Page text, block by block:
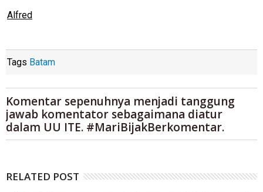
Alfred
Tags Batam
Komentar sepenuhnya menjadi tanggung
jawab komentator sebagaimana diatur
dalam UU ITE. #MariBijakBerkomentar.
RELATED POST